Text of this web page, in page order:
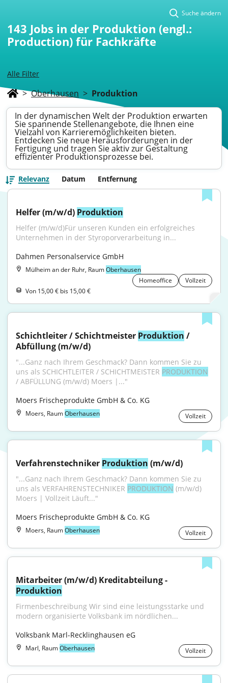
Alle Filter
Suche ändern
143 Jobs in der Produktion (engl.:
Production) für Fachkräfte
> Oberhausen > Produktion
In der dynamischen Welt der Produktion erwarten
Sie spannende Stellenangebote, die Ihnen eine
Vielzahl von Karrieremöglichkeiten bieten.
Entdecken Sie neue Herausforderungen in der
Fertigung und tragen Sie aktiv zur Gestaltung
effizienter Produktionsprozesse bei.
Relevanz Datum Entfernung
Helfer (m/w/d) Produktion
Helfer (m/w/d)Für unseren Kunden ein erfolgreiches
Unternehmen in der Styroporverarbeitung in...
Dahmen Personalservice GmbH
Mülheim an der Ruhr, RaumOberhausen
Homeoffice
Vollzeit
Von 15,00 € bis 15,00 €
Schichtleiter / Schichtmeister Produktion /
Abfüllung (m/w/d)
"...Ganz nach Ihrem Geschmack? Dann kommen Sie zu
uns als SCHICHTLEITER / SCHICHTMEISTER PRODUKTION
/ ABFÜLLUNG (m/w/d) Moers |..."
Moers Frischeprodukte GmbH & Co. KG
Moers, RaumOberhausen Vollzeit
Verfahrenstechniker Produktion (m/w/d)
"...Ganz nach Ihrem Geschmack? Dann kommen Sie zu
uns als VERFAHRENSTECHNIKER PRODUKTION (m/w/d)
Moers | Vollzeit Läuft..."
Moers Frischeprodukte GmbH & Co. KG
Moers, RaumOberhausen Vollzeit
Produktion
Firmenbeschreibung Wir sind eine leistungsstarke und
modern organisierte Volksbank im nördlichen...
Volksbank Marl-Recklinghausen eG
Marl, RaumOberhausen Vollzeit